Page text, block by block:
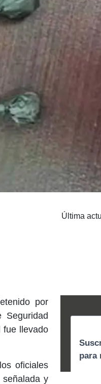
Última
por
fue llevado
oficiales
y